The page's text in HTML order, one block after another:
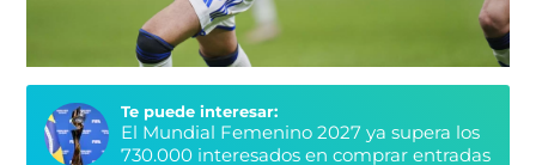
Te puede interesar:
El Mundial Femenino 2027 ya supera los
730.000 interesados en comprar entradas